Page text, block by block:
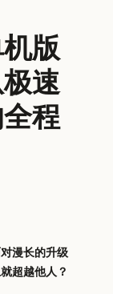
版
速
程
漫长的升级
超越他人？